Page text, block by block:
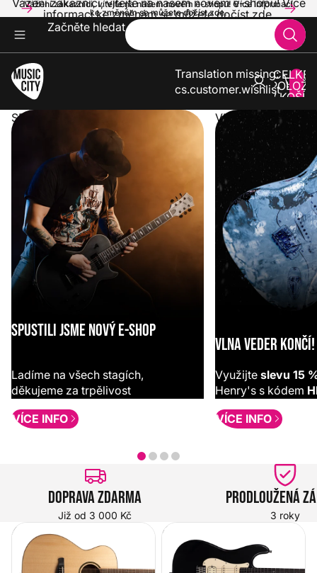
Vážení zákazníci, vítejte na našem novém e-shopu! Více informací
ke změnám se můžete dočíst zde.
Vážení zákazníci, vítejte na našem novém e-shopu! Více
informací ke změnám se můžete dočíst zde.
Začněte hledat
Translation missing:
cs.customer.wishlist
V
0
SPUSTILI JSME NOVÝ E-SHOP
SPUSTILI JSME NOVÝ E-SHOP
Ladíme na všech stagích,
děkujeme za trpělivost
VÍCE INFO
VLNA VEDER
VLNA VEDER KONČÍ!
Využijte slevu 15
Henry's s kódem
VÍCE INFO
Doprava zdarma
Již od 3 000 Kč
Prodloužená
3 roky
Akustické kytary Elektrické kytary